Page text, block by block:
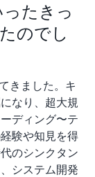
たきっ
のでし
きました。キ
なり、超大規
ディング〜テ
験や知見を得
のシンクタン
システム開発